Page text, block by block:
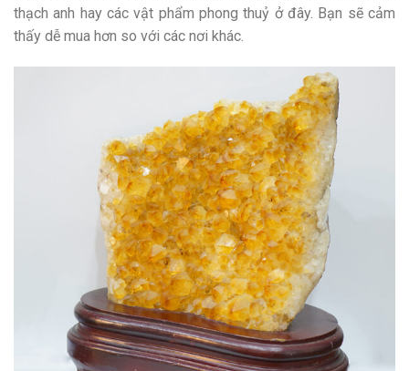
thạch anh hay các vật phẩm phong thuỷ ở đây. Bạn sẽ cảm
thấy dễ mua hơn so với các nơi khác.